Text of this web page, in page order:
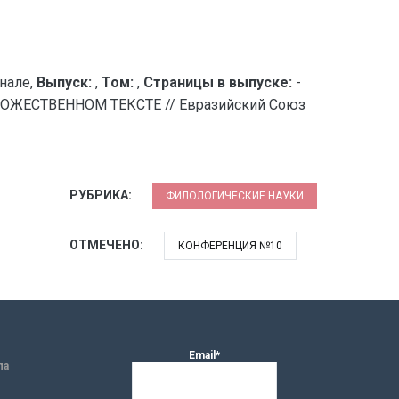
Выпуск: , Том: , Страницы в выпуске: -
ТЕКСТЕ // Евразийский Союз
РУБРИКА: ФИЛОЛОГИЧЕСКИЕ НАУКИ
ОТМЕЧЕНО: КОНФЕРЕНЦИЯ №10
Email*